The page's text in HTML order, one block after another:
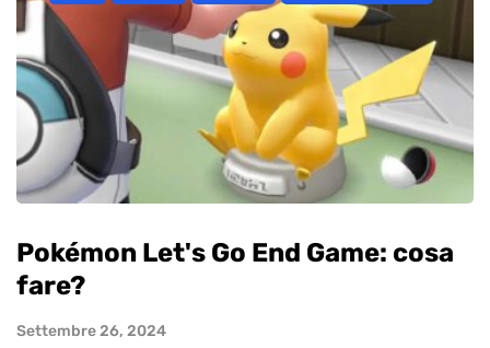
Pokémon Let's Go End Game: cosa
fare?
Settembre 26, 2024